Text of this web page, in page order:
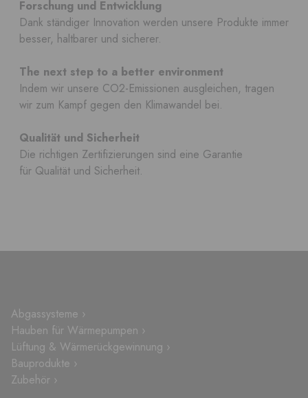
Forschung und Entwicklung
Dank ständiger Innovation werden unsere Produkte immer
besser, haltbarer und sicherer.
The next step to a better environment
Indem wir unsere CO2-Emissionen ausgleichen, tragen
wir zum Kampf gegen den Klimawandel bei.
Qualität und Sicherheit
Die richtigen Zertifizierungen sind eine Garantie
für Qualität und Sicherheit.
Abgassysteme ›
Hauben für Wärmepumpen ›
Lüftung & Wärmerückgewinnung ›
Bauprodukte ›
Zubehör ›